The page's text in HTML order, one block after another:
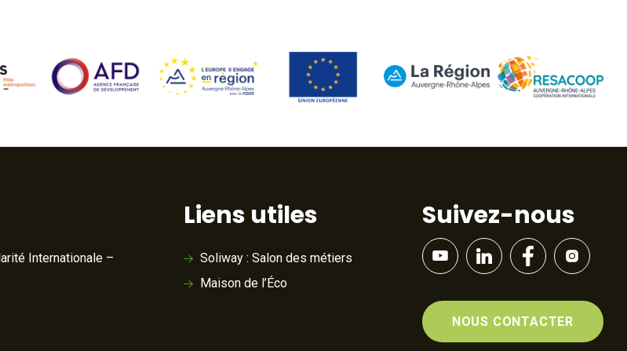
Internationale –
Liens utiles
Soliway : Salon des métiers
Maison de l’Éco
Suivez-nous
NOUS CONTACTER